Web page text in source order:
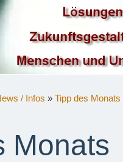
/ Infos » Tipp des
Monats